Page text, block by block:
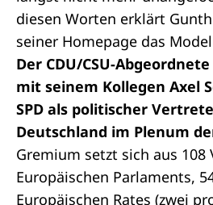
diesen Worten erklärt
seiner Homepage das
Der CDU/CSU-
mit seinem Kollegen Axel
SPD als politischer
Deutschland im Plenum
Gremium setzt sich aus 108
Europäischen Parlaments,
Europäischen Rates (zwei